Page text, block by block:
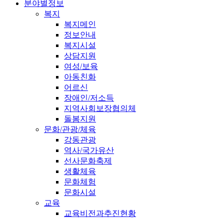
분야별정보
복지
복지메인
정보안내
복지시설
상담지원
여성/보육
아동친화
어르신
장애인/저소득
지역사회보장협의체
돌봄지원
문화/관광/체육
강동관광
역사/국가유산
선사문화축제
생활체육
문화체험
문화시설
교육
교육비전과추진현황